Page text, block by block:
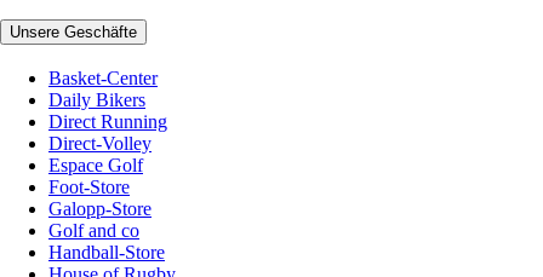
Unsere Geschäfte
Basket-Center
Daily Bikers
Direct Running
Direct-Volley
Espace Golf
Foot-Store
Galopp-Store
Golf and co
Handball-Store